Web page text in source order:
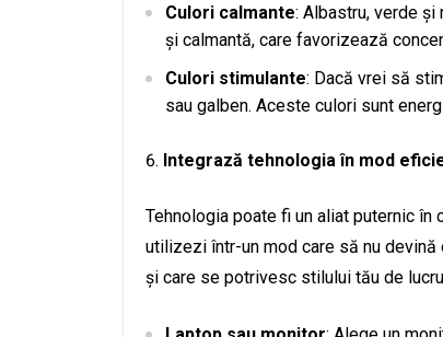
Culori calmante: Albastru, verde și
și calmantă, care favorizează
Culori stimulante: Dacă vrei să
sau galben. Aceste culori sunt
Integrază tehnologia în mod
Tehnologia poate fi un aliat puternic
utilizezi într-un mod care să nu
și care se potrivesc stilului tău de